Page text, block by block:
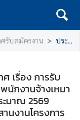
ศรับสมัครงาน ประกาศกรมเศรษฐกิจระหว่างประเทศ เรื่อง การรับสมัครบุคคลเข้ารับการคัดเลือกเป็นพนักงานจ้างเหมาบริการบุคคลธรรมดา ประจำปีงบประมาณ 2569 ตำแหน่ง เจ้าหน้าที่วิเคราะห์และประสานงานโครงการเพิ่มประสิทธิภาพของกรมเศรษฐกิจระหว่างประเทศ
ศ เรื่อง การรับ
นักงานจ้างเหมา
มาณ 2569
านงานโครงการ